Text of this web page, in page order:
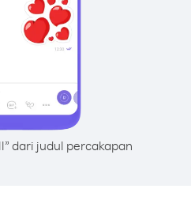
dari judul percakapan